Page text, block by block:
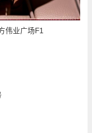
伟业广场F1